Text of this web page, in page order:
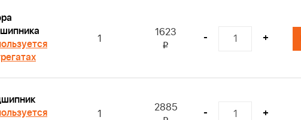
1 1623
i
- +
1 2885 - +